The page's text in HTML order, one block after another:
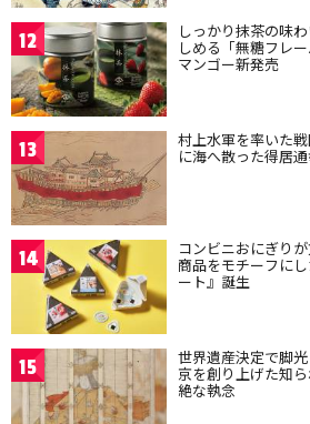
12 しっかり抹茶の味
しめる「無糖フレ
マンゴー新発売
13 村上水軍を率いた
に海へ散った得居
14 コンビニおにぎり
商品をモチーフに
ート』誕生
15 世界遺産決定で脚
京を創り上げた知
絶な執念